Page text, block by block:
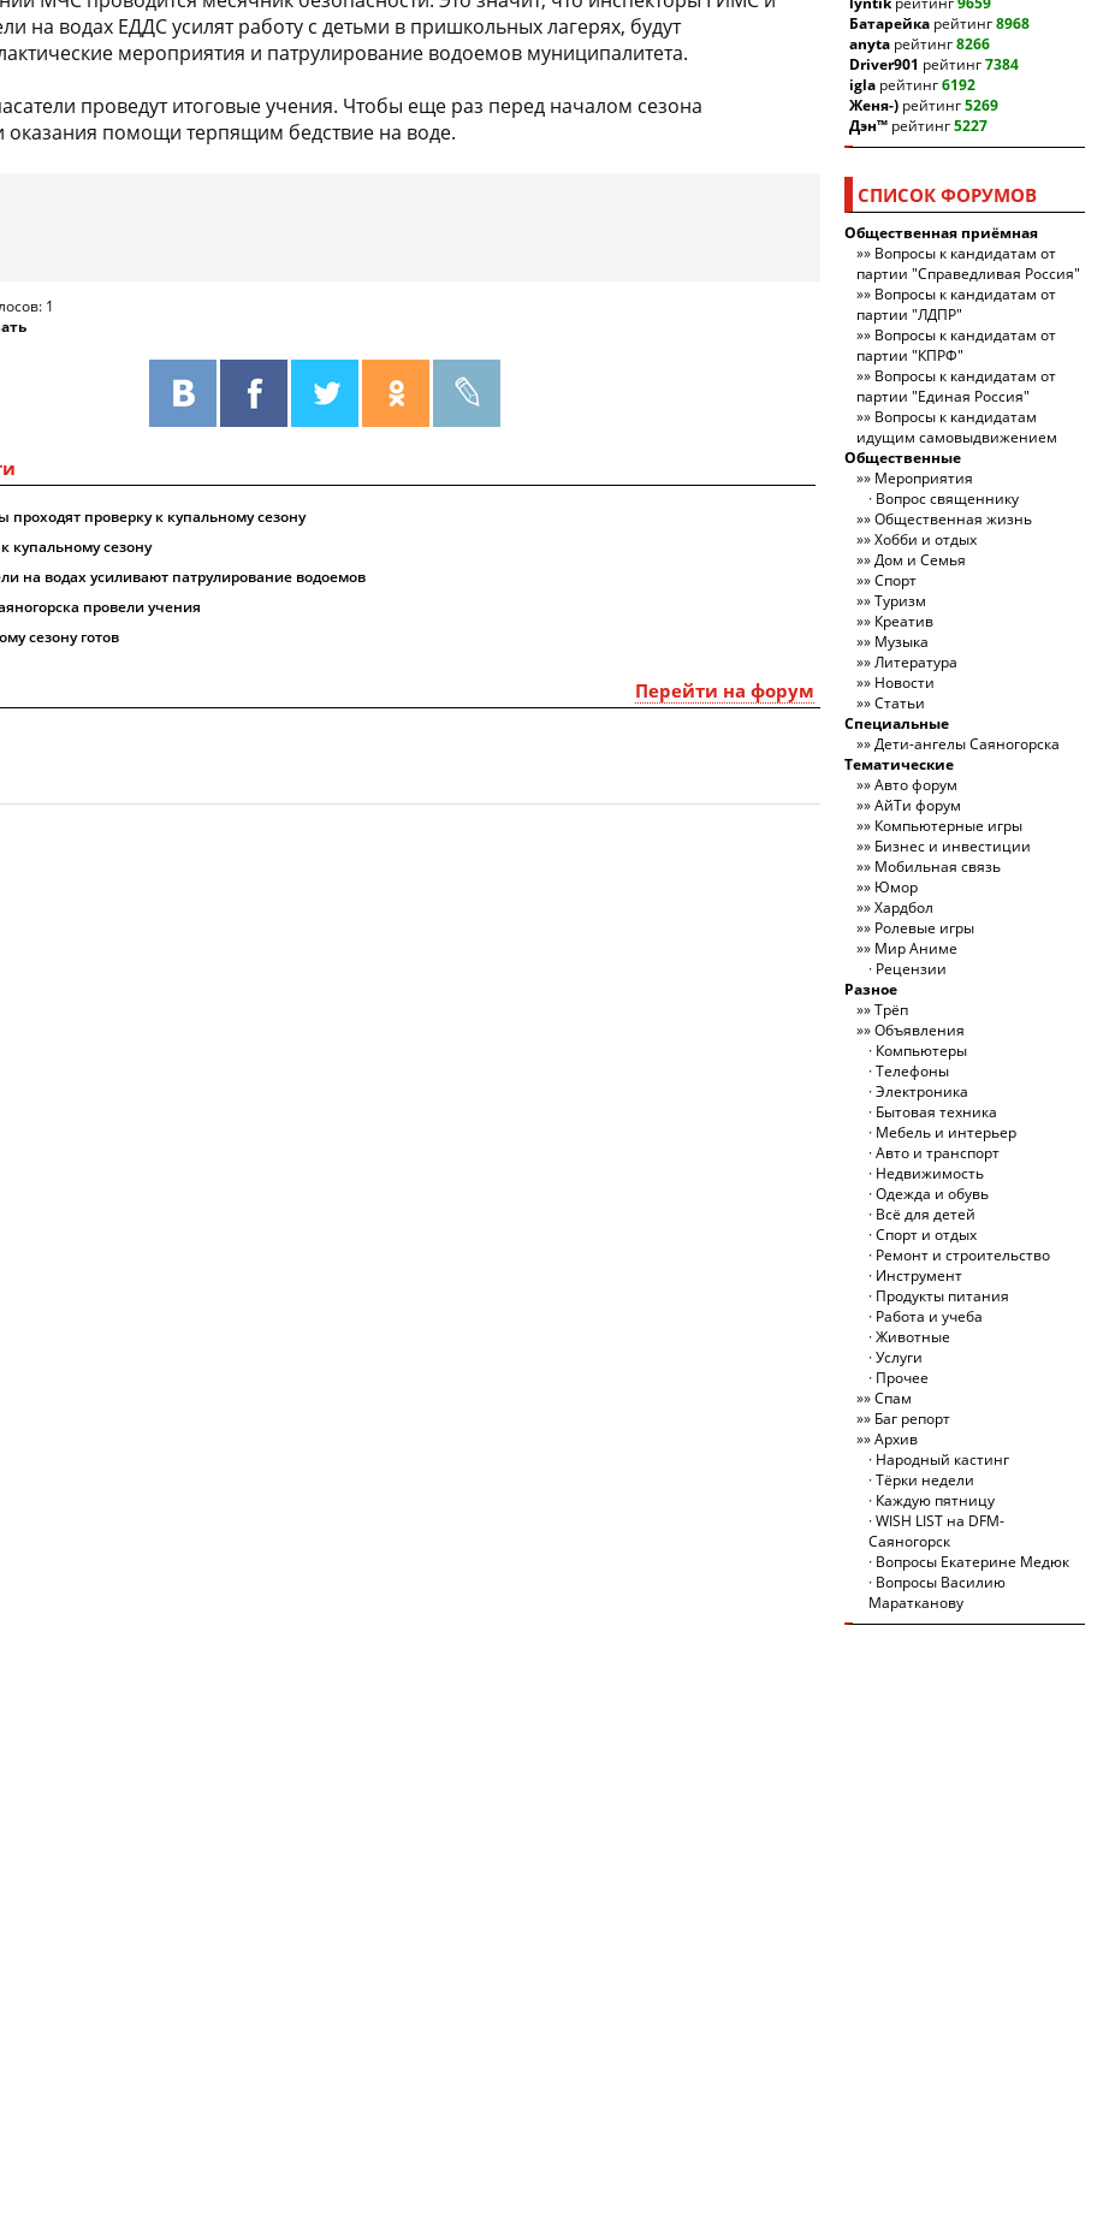
на водах ЕДДС усилят работу с детьми в пришкольных лагерях, будут
мероприятия и патрулирование водоемов муниципалитета.
проведут итоговые учения. Чтобы еще раз перед началом сезона
оказания помощи терпящим бедствие на воде.
1
проходят проверку к купальному сезону
купальному сезону
на водах усиливают патрулирование водоемов
провели учения
сезону готов
Перейти на форум
Батарейка рейтинг8968
anyta рейтинг8266
Driver901 рейтинг7384
igla рейтинг6192
Женя-) рейтинг5269
Дэн™ рейтинг5227
СПИСОК ФОРУМОВ
Общественная приёмная
Вопросы к кандидатам от
партии "Справедливая Россия"
Вопросы к кандидатам от
партии "ЛДПР"
Вопросы к кандидатам от
партии "КПРФ"
Вопросы к кандидатам от
партии "Единая Россия"
Вопросы к кандидатам
идущим самовыдвижением
Общественные
Мероприятия
Вопрос священнику
Общественная жизнь
Хобби и отдых
Дом и Семья
Спорт
Туризм
Креатив
Музыка
Литература
Новости
Статьи
Специальные
Дети-ангелы Саяногорска
Тематические
Авто форум
АйТи форум
Компьютерные игры
Бизнес и инвестиции
Мобильная связь
Юмор
Хардбол
Ролевые игры
Мир Аниме
Рецензии
Разное
Трёп
Объявления
Компьютеры
Телефоны
Электроника
Бытовая техника
Мебель и интерьер
Авто и транспорт
Недвижимость
Одежда и обувь
Всё для детей
Спорт и отдых
Ремонт и строительство
Инструмент
Продукты питания
Работа и учеба
Животные
Услуги
Прочее
Спам
Баг репорт
Архив
Народный кастинг
Тёрки недели
Каждую пятницу
WISH LIST на DFM-
Саяногорск
Вопросы Екатерине Медюк
Вопросы Василию
Маратканову